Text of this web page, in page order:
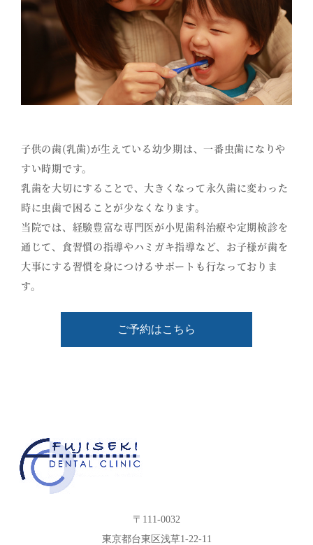
子供の歯(乳歯)が生えている幼少期は、一番虫歯になりや
すい時期です。
乳歯を大切にすることで、大きくなって永久歯に変わった
時に虫歯で困ることが少なくなります。
当院では、経験豊富な専門医が小児歯科治療や定期検診を
通じて、食習慣の指導やハミガキ指導など、お子様が歯を
大事にする習慣を身につけるサポートも行なっておりま
す。
ご予約はこちら
〒111-0032
東京都台東区浅草1-22-11